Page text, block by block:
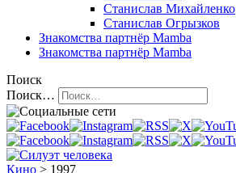
Станислав Михайленко
Станислав Огрызков
Знакомства партнёр Mamba
Знакомства партнёр Mamba
Поиск
Поиск…
Кино > 1997